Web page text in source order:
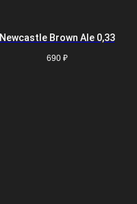
Newcastle Brown Ale 0,33
690 ₽